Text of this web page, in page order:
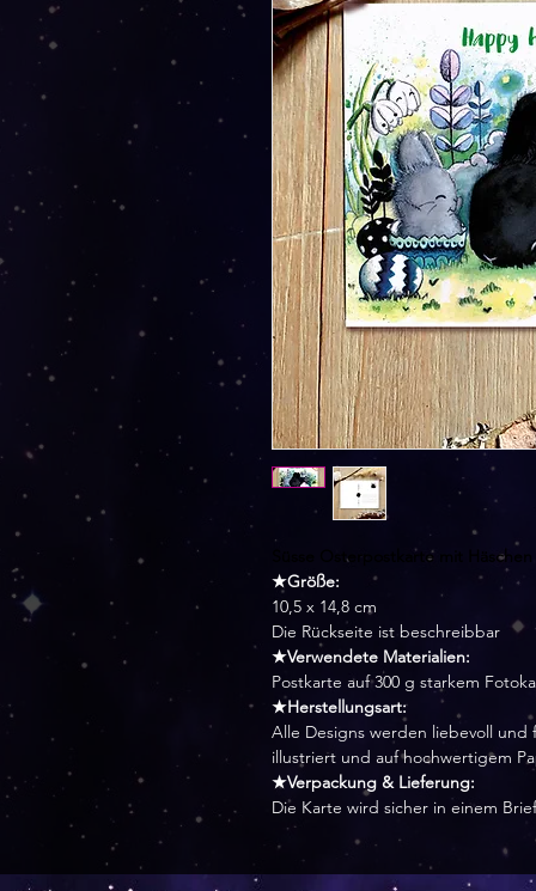
Süsse Osterpostkarte mit Häschen
★Größe:
10,5 x 14,8 cm
Die Rückseite ist beschreibbar
★Verwendete Materialien:
Postkarte auf 300 g starkem
★Herstellungsart:
Alle Designs werden liebevoll
illustriert und auf hochwertigem
★Verpackung & Lieferung:
Die Karte wird sicher in einem